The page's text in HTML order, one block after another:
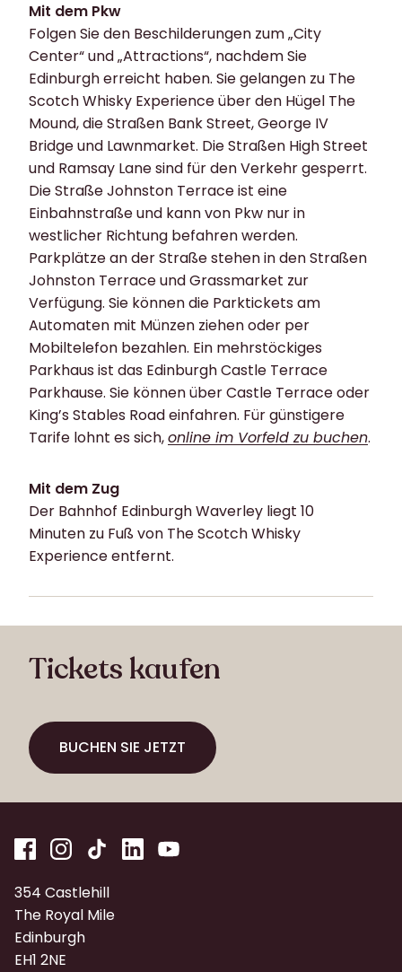
Mit dem Pkw
Folgen Sie den Beschilderungen zum „City
Center“ und „Attractions“, nachdem Sie
Edinburgh erreicht haben. Sie gelangen zu The
Scotch Whisky Experience über den Hügel The
Mound, die Straßen Bank Street, George IV
Bridge und Lawnmarket. Die Straßen High Street
und Ramsay Lane sind für den Verkehr gesperrt.
Die Straße Johnston Terrace ist eine
Einbahnstraße und kann von Pkw nur in
westlicher Richtung befahren werden.
Parkplätze an der Straße stehen in den Straßen
Johnston Terrace und Grassmarket zur
Verfügung. Sie können die Parktickets am
Automaten mit Münzen ziehen oder per
Mobiltelefon bezahlen. Ein mehrstöckiges
Parkhaus ist das Edinburgh Castle Terrace
Parkhause. Sie können über Castle Terrace oder
King’s Stables Road einfahren. Für günstigere
Tarife lohnt es sich,online im Vorfeld zu buchen.
Mit dem Zug
Der Bahnhof Edinburgh Waverley liegt 10
Minuten zu Fuß von The Scotch Whisky
Experience entfernt.
Tickets kaufen
BUCHEN SIE JETZT
354 Castlehill
The Royal Mile
Edinburgh
EH1 2NE